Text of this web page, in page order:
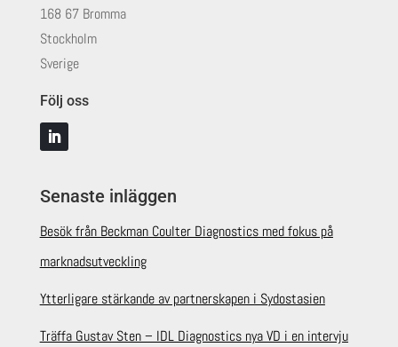
168 67 Bromma
Stockholm
Sverige
Följ oss
Senaste inläggen
Besök från Beckman Coulter Diagnostics med fokus på
marknadsutveckling
Ytterligare stärkande av partnerskapen i Sydostasien
Träffa Gustav Sten – IDL Diagnostics nya VD i en intervju